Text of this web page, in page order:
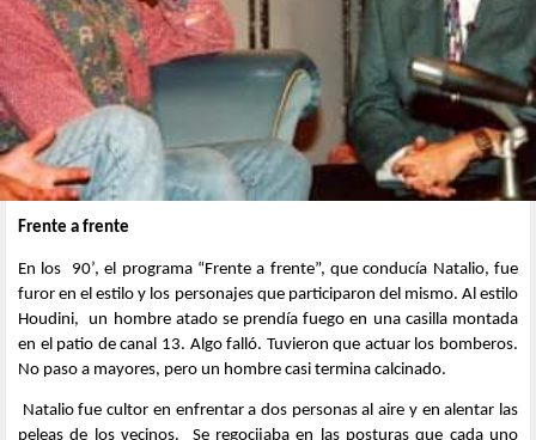
Frente a frente
En los 90’, el programa “Frente a frente”, que conducía Natalio, fue
furor en el estilo y los personajes que participaron del mismo. Al estilo
Houdini, un hombre atado se prendía fuego en una casilla montada
en el patio de canal 13. Algo falló. Tuvieron que actuar los bomberos.
No paso a mayores, pero un hombre casi termina calcinado.
Natalio fue cultor en enfrentar a dos personas al aire y en alentar las
peleas de los vecinos. Se regocijaba en las posturas que cada uno